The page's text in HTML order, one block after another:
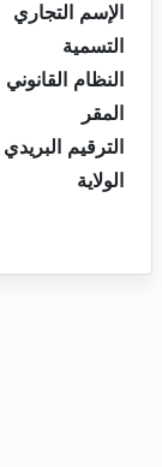
الإسم التجاري
التسمية
النظام القانوني
المقر
الترقيم البريدي
الولاية